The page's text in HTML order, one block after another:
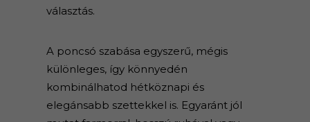
választás.
A poncsó szabása egyszerű, mégis
különleges, így könnyedén
kombinálhatod hétköznapi és
elegánsabb szettekkel is. Egyaránt jól